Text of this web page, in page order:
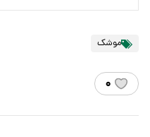
موشک
۰